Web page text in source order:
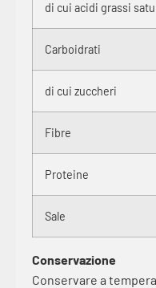
di cui acidi grassi
Carboidrati
di cui zuccheri
Fibre
Proteine
Sale
Conservazione
Conservare a